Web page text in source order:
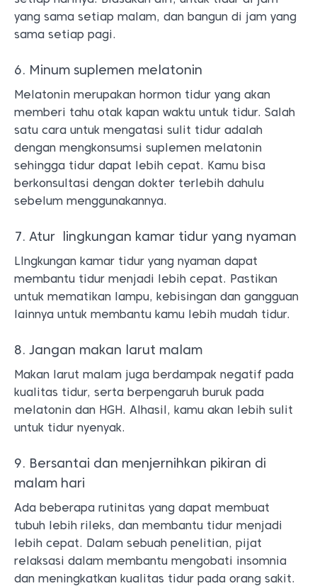
yang sama setiap malam, dan bangun di jam yang
sama setiap pagi.
6. Minum suplemen melatonin
Melatonin merupakan hormon tidur yang akan
memberi tahu otak kapan waktu untuk tidur. Salah
satu cara untuk mengatasi sulit tidur adalah
dengan mengkonsumsi suplemen melatonin
sehingga tidur dapat lebih cepat. Kamu bisa
berkonsultasi dengan dokter terlebih dahulu
sebelum menggunakannya.
7. Atur lingkungan kamar tidur yang nyaman
LIngkungan kamar tidur yang nyaman dapat
membantu tidur menjadi lebih cepat. Pastikan
untuk mematikan lampu, kebisingan dan gangguan
lainnya untuk membantu kamu lebih mudah tidur.
8. Jangan makan larut malam
Makan larut malam juga berdampak negatif pada
kualitas tidur, serta berpengaruh buruk pada
melatonin dan HGH. Alhasil, kamu akan lebih sulit
untuk tidur nyenyak.
9. Bersantai dan menjernihkan pikiran di
malam hari
Ada beberapa rutinitas yang dapat membuat
tubuh lebih rileks, dan membantu tidur menjadi
lebih cepat. Dalam sebuah penelitian, pijat
relaksasi dalam membantu mengobati insomnia
dan meningkatkan kualitas tidur pada orang sakit.